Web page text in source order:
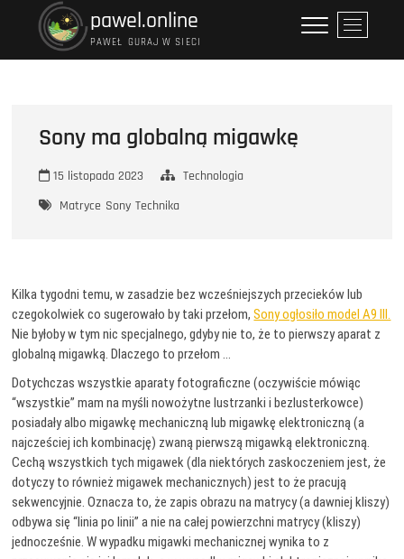
pawel.online
PAWEŁ GURAJ W SIECI
P
r
z
Sony ma globalną migawkę
15 listopada 2023
Technologia
Matryce Sony Technika
Kilka tygodni temu, w zasadzie bez wcześniejszych przecieków lub
czegokolwiek co sugerowało by taki przełom,Sony ogłosiło model A9 III.
Nie byłoby w tym nic specjalnego, gdyby nie to, że to pierwszy aparat z
globalną migawką. Dlaczego to przełom …
Dotychczas wszystkie aparaty fotograficzne (oczywiście mówiąc
“wszystkie” mam na myśli nowożytne lustrzanki i bezlusterkowce)
posiadały albo migawkę mechaniczną lub migawkę elektroniczną (a
najcześciej ich kombinację) zwaną pierwszą migawką elektroniczną.
Cechą wszystkich tych migawek (dla niektórych zaskoczeniem jest, że
dotyczy to również migawek mechanicznych) jest to że pracują
sekwencyjnie. Oznacza to, że zapis obrazu na matrycy (a dawniej kliszy)
odbywa się “linia po linii” a nie na całej powierzchni matrycy (kliszy)
jednocześnie. W wypadku migawki mechanicznej wynika to z